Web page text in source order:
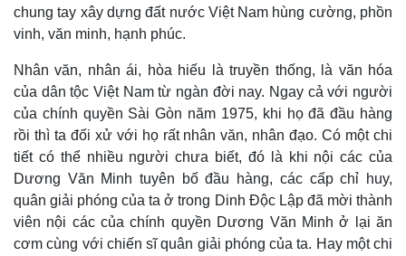
chung tay xây dựng đất nước Việt Nam hùng cường, phồn
vinh, văn minh, hạnh phúc.
Nhân văn, nhân ái, hòa hiếu là truyền thống, là văn hóa
của dân tộc Việt Nam từ ngàn đời nay. Ngay cả với người
của chính quyền Sài Gòn năm 1975, khi họ đã đầu hàng
rồi thì ta đối xử với họ rất nhân văn, nhân đạo. Có một chi
tiết có thể nhiều người chưa biết, đó là khi nội các của
Dương Văn Minh tuyên bố đầu hàng, các cấp chỉ huy,
quân giải phóng của ta ở trong Dinh Độc Lập đã mời thành
viên nội các của chính quyền Dương Văn Minh ở lại ăn
cơm cùng với chiến sĩ quân giải phóng của ta. Hay một chi